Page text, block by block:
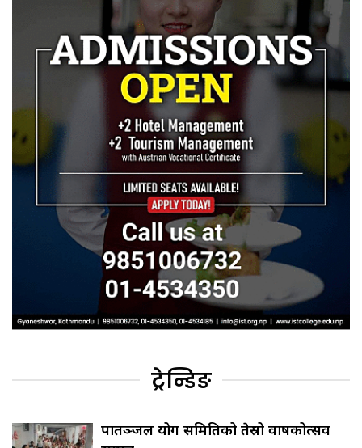
ट्रेन्डिङ
पातञ्जल योग समितिको तेस्रो वार्षिकोत्सव